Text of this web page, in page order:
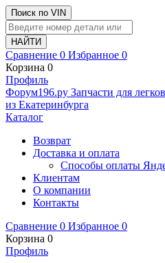
Поиск по VIN
Сравнение 0 Избранное 0
Корзина 0
Профиль
Фoрум196.ру Запчасти для
из Екатеринбурга
Каталог
Возврат
Доставка и оплата
Способы оплаты
Клиентам
О компании
Контакты
Сравнение 0 Избранное 0
Корзина 0
Профиль